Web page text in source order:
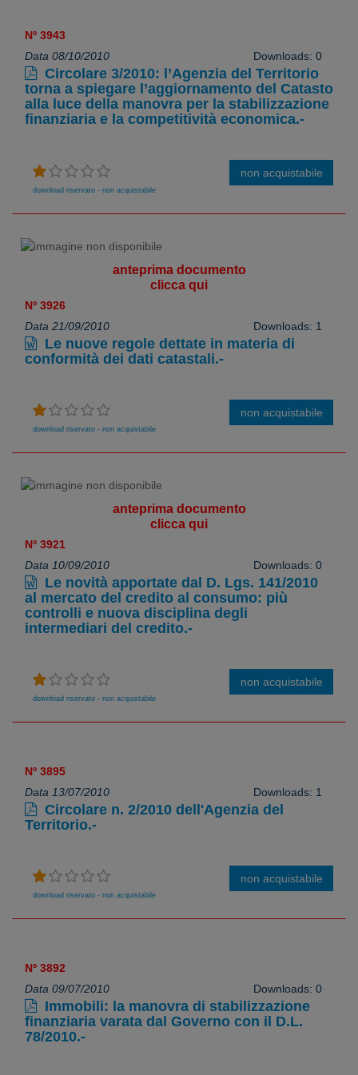
Nº 3943
Data 08/10/2010
Downloads: 0
Circolare 3/2010: l’Agenzia del Territorio
torna a spiegare l’aggiornamento del Catasto
alla luce della manovra per la stabilizzazione
finanziaria e la competitività economica.-
download riservato - non acquistabile
non acquistabile
anteprima documento
clicca qui
Nº 3926
Data 21/09/2010
Downloads: 1
Le nuove regole dettate in materia di
conformità dei dati catastali.-
download riservato - non acquistabile
non acquistabile
anteprima documento
clicca qui
Nº 3921
Data 10/09/2010
Downloads: 0
Le novità apportate dal D. Lgs. 141/2010
al mercato del credito al consumo: più
controlli e nuova disciplina degli
intermediari del credito.-
download riservato - non acquistabile
non acquistabile
Nº 3895
Data 13/07/2010
Downloads: 1
Circolare n. 2/2010 dell'Agenzia del
Territorio.-
download riservato - non acquistabile
non acquistabile
Nº 3892
Data 09/07/2010
Downloads: 0
Immobili: la manovra di stabilizzazione
finanziaria varata dal Governo con il D.L.
78/2010.-